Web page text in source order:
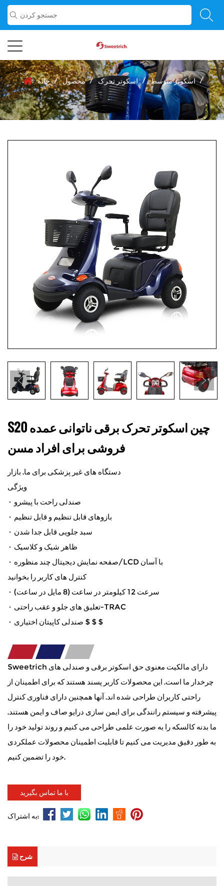
خانه / محصول / اسکوتر تحرک / اسکوتر متوسط /
S20 چین اسکوتر تحرک برقی ناتوانی عمده
فروشی برای افراد مسن
دستگاه های غیر پزشکی برای ما. بازار
ویژگی
· صندلی راحت با پیشرو
· بازوهای قابل تنظیم و قابل تنظیم
· سبد جلویی قابل جدا شدن
· ظاهر شیک و کلاسیک
· صفحه نمایش دیجیتال چند منظوره/LCD با آسان
کنترل های کاربر را بخوانید
· سرعت 12 کیلومتر در ساعت (8 مایل در ساعت)
· تعلیق های جلو و عقب راحتی-TRAC
· صندلی کاپیتان اختیاری $ $ $
Sweetrich دارای مالکیت معنوی حق اسکوتر برقی و صندلی های
چرخدار ما است. این محصولات کاربر پسند هستند که برای اطمینان از
راحتی کاربران طراحی شده اند. آنها همچنین دارای فناوری کنترل
پیشرفته و سیستم رانندگی برای ایمن سازی درایو صاف و ایمن هستند.
ما بدنه کالسکه را به صورت علمی طراحی می کنیم و روند تولید خود را
به طور دقیق مدیریت می کنیم تا قابلیت اطمینان محصولات عملکردی
خود را تضمین کنیم.
با ما تماس بگیرید
به اشتراک:
شرح